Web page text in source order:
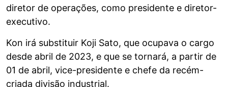
diretor de operações, como presidente e diretor-
executivo.
Kon irá substituir Koji Sato, que ocupava o cargo
desde abril de 2023, e que se tornará, a partir de
01 de abril, vice-presidente e chefe da recém-
criada divisão industrial.